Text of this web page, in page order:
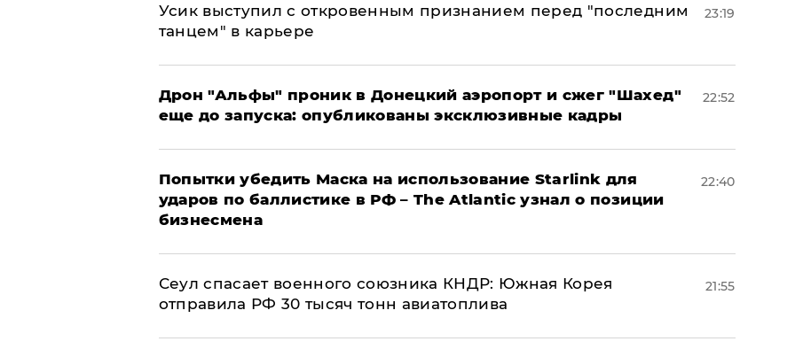
Усик выступил с откровенным признанием перед "последним
танцем" в карьере
23:19
Дрон "Альфы" проник в Донецкий аэропорт и сжег "Шахед"
еще до запуска: опубликованы эксклюзивные кадры
22:52
Попытки убедить Маска на использование Starlink для
ударов по баллистике в РФ – The Atlantic узнал о позиции
бизнесмена
22:40
​Сеул спасает военного союзника КНДР: Южная Корея
отправила РФ 30 тысяч тонн авиатоплива
21:55